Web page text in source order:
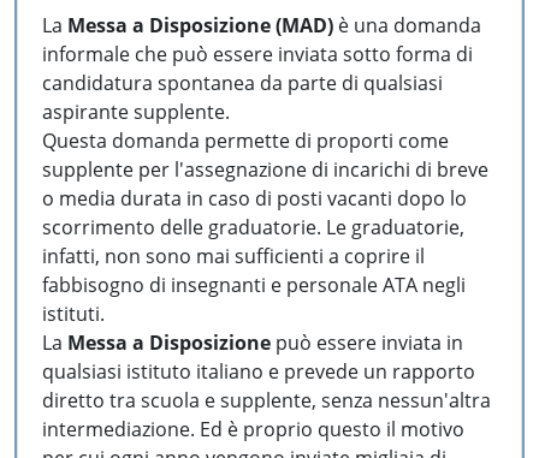
La Messa a Disposizione (MAD) è una domanda
informale che può essere inviata sotto forma di
candidatura spontanea da parte di qualsiasi
aspirante supplente.
Questa domanda permette di proporti come
supplente per l'assegnazione di incarichi di breve
o media durata in caso di posti vacanti dopo lo
scorrimento delle graduatorie. Le graduatorie,
infatti, non sono mai sufficienti a coprire il
fabbisogno di insegnanti e personale ATA negli
istituti.
La Messa a Disposizione può essere inviata in
qualsiasi istituto italiano e prevede un rapporto
diretto tra scuola e supplente, senza nessun'altra
intermediazione. Ed è proprio questo il motivo